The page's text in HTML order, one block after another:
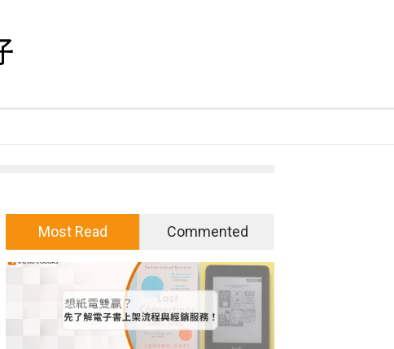
Most Read Commented